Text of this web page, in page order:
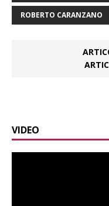
ROBERTO CARANZANO
VIDEO